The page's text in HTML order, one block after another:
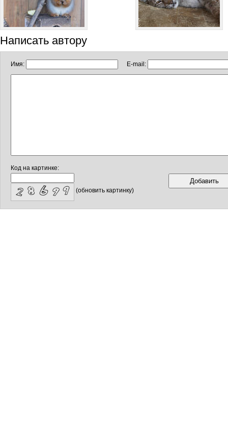
Написать автору
Имя: E-mail:
Код на картинке:
(обновить картинку)